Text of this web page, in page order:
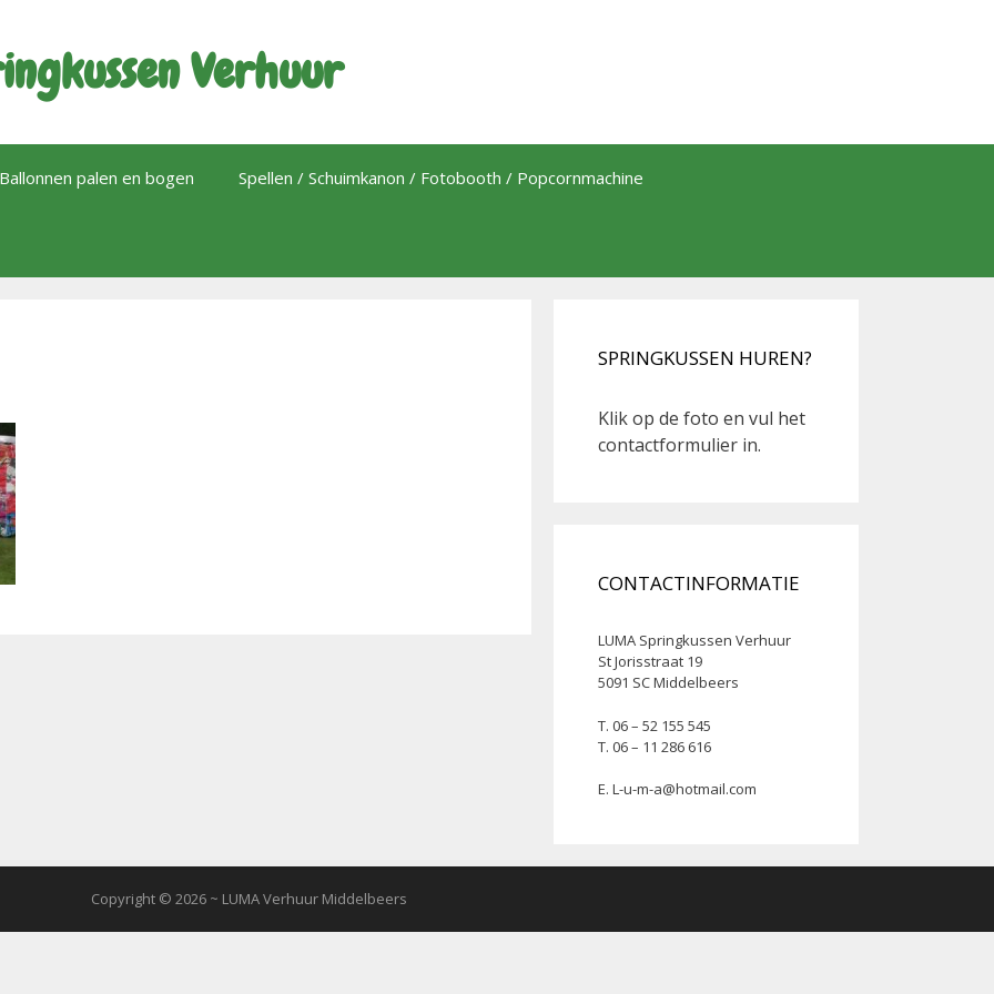
Verhuur
palen en bogen Spellen / Schuimkanon / Fotobooth / Popcornmachine
SPRINGKUSSEN HUREN?
Klik op de foto en vul het
contactformulier in.
CONTACTINFORMATIE
LUMA Springkussen Verhuur
St Jorisstraat 19
5091 SC Middelbeers
T. 06 – 52 155 545
T. 06 – 11 286 616
E. L-u-m-a@hotmail.com
Copyright © 2026 ~ LUMA Verhuur Middelbeers